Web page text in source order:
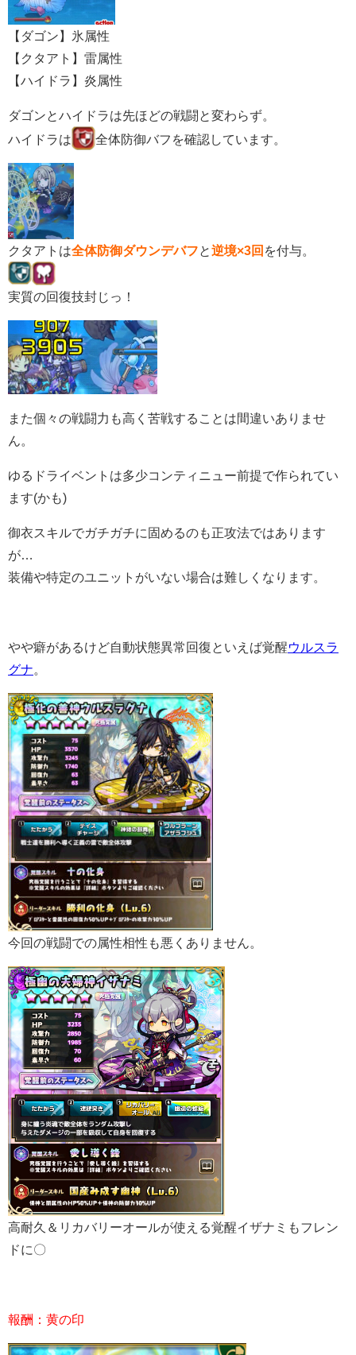
【ダゴン】氷属性
【クタアト】雷属性
【ハイドラ】炎属性
ダゴンとハイドラは先ほどの戦闘と変わらず。
ハイドラは
全体防御バフを確認しています。
クタアトは全体防御ダウンデバフ と逆境×3回 を付与。
実質の回復技封じっ！
また個々の戦闘力も高く苦戦することは間違いありませ
ん。
ゆるドライベントは多少コンティニュー前提で作られてい
ます(かも)
御衣スキルでガチガチに固めるのも正攻法ではあります
が…
装備や特定のユニットがいない場合は難しくなります。
やや癖があるけど自動状態異常回復といえば覚醒ウルスラ
グナ
今回の戦闘での属性相性も悪くありません。
高耐久＆リカバリーオールが使える覚醒イザナミもフレン
ドに〇
報酬：黄の印